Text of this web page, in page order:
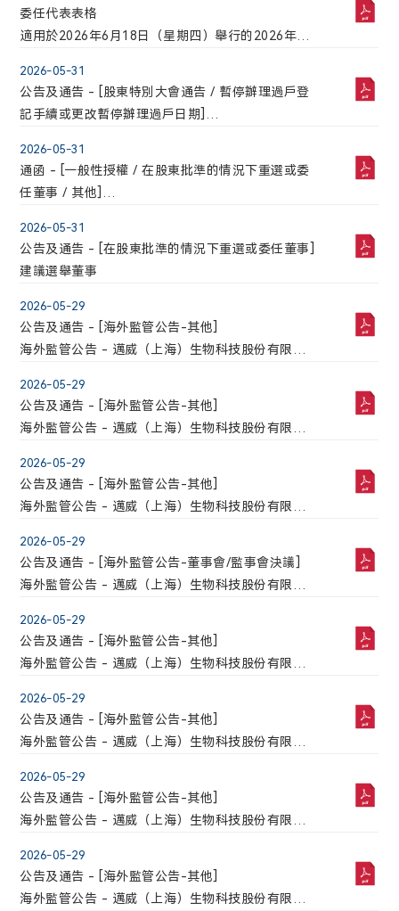
委任代表表格
適用於2026年6月18日（星期四）舉行的2026年第
2026-05-31
公告及通告 - [股東特別大會通告 / 暫停辦理過戶登
記手續或更改暫停辦理過戶日期]
2026-05-31
通函 - [一般性授權 / 在股東批準的情況下重選或委
任董事 / 其他]
2026-05-31
公告及通告 - [在股東批準的情況下重選或委任董事]
建議選舉董事
2026-05-29
公告及通告 - [海外監管公告-其他]
海外監管公告 - 邁威（上海）生物科技股份有限公
2026-05-29
公告及通告 - [海外監管公告-其他]
海外監管公告 - 邁威（上海）生物科技股份有限公
2026-05-29
公告及通告 - [海外監管公告-其他]
海外監管公告 - 邁威（上海）生物科技股份有限公
2026-05-29
公告及通告 - [海外監管公告-董事會/監事會決議]
海外監管公告 - 邁威（上海）生物科技股份有限公
2026-05-29
公告及通告 - [海外監管公告-其他]
海外監管公告 - 邁威（上海）生物科技股份有限公
2026-05-29
公告及通告 - [海外監管公告-其他]
海外監管公告 - 邁威（上海）生物科技股份有限公
2026-05-29
公告及通告 - [海外監管公告-其他]
海外監管公告 - 邁威（上海）生物科技股份有限公
2026-05-29
公告及通告 - [海外監管公告-其他]
海外監管公告 - 邁威（上海）生物科技股份有限公